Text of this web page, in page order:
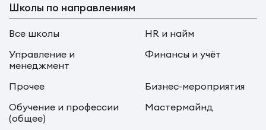
Школы по направлениям
Все школы
HR и найм
Управление и
менеджмент
Финансы и учёт
Прочее
Бизнес-мероприятия
Обучение и профессии
(общее)
Мастермайнд